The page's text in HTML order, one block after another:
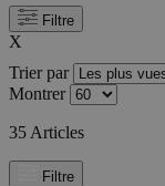
Filtre
X
Trier par
Montrer
35 Articles
Filtre